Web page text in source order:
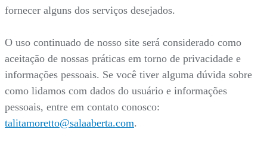
fornecer alguns dos serviços desejados.
O uso continuado de nosso site será considerado como
aceitação de nossas práticas em torno de privacidade e
informações pessoais. Se você tiver alguma dúvida sobre
como lidamos com dados do usuário e informações
pessoais, entre em contato conosco:
talitamoretto@salaaberta.com.